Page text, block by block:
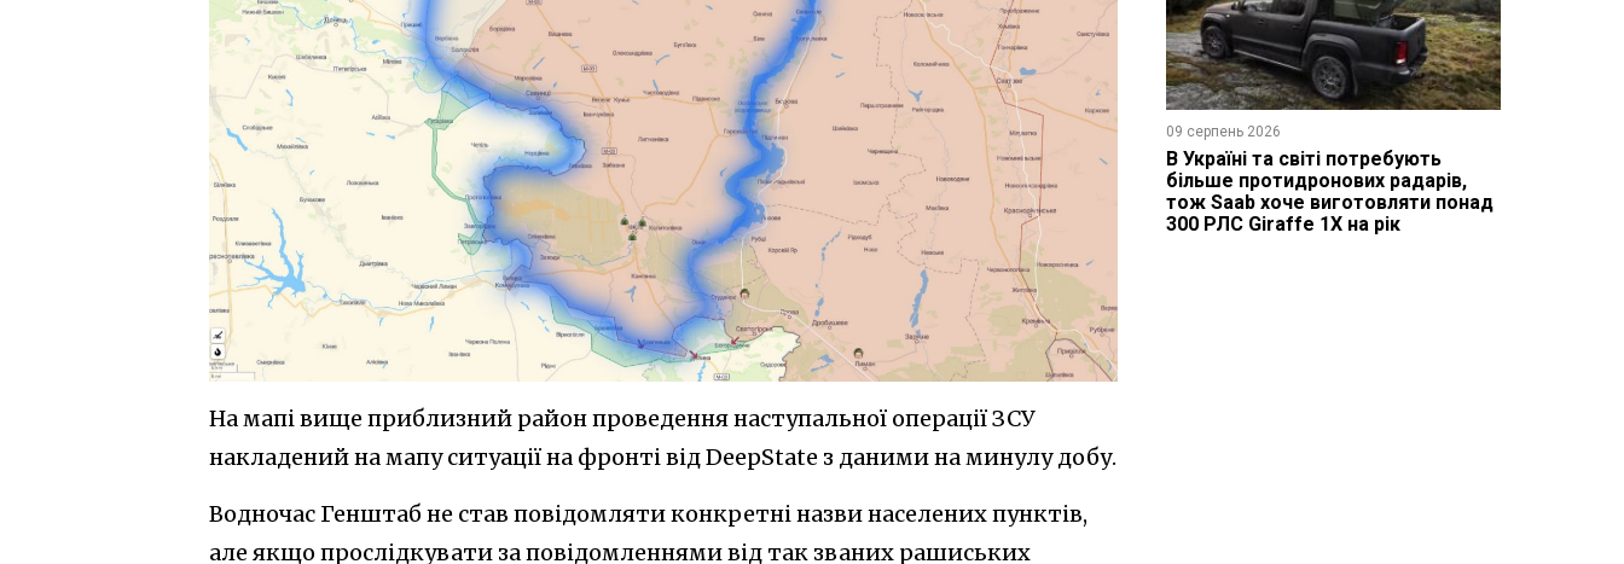
На мапі вище приблизний район проведення наступальної операції ЗСУ
накладений на мапу ситуації на фронті від DeepState з даними на минулу добу.
Водночас Генштаб не став повідомляти конкретні назви населених пунктів,
але якщо прослідкувати за повідомленнями від так званих рашиських
09 серпень 2026
В Україні та світі потребують
більше протидронових радарів,
тож Saab хоче виготовляти понад
300 РЛС Giraffe 1X на рік